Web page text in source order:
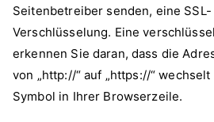
Seitenbetreiber senden, eine SSL-
Verschlüsselung. Eine
erkennen Sie daran, dass die
von „http://“ auf „https://“
Symbol in Ihrer Browserzeile.